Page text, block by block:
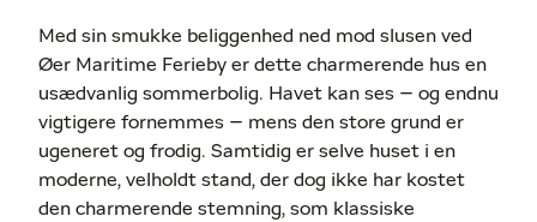
Med sin smukke beliggenhed ned mod slusen ved
Øer Maritime Ferieby er dette charmerende hus en
usædvanlig sommerbolig. Havet kan ses – og endnu
vigtigere fornemmes – mens den store grund er
ugeneret og frodig. Samtidig er selve huset i en
moderne, velholdt stand, der dog ikke har kostet
den charmerende stemning, som klassiske